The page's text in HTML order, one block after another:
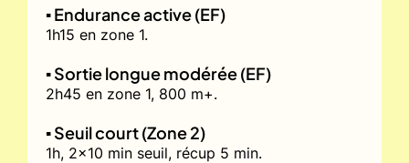
▪️ Endurance active (EF)
1h15 en zone 1.
▪️ Sortie longue modérée (EF)
2h45 en zone 1, 800 m+.
▪️ Seuil court (Zone 2)
1h, 2x10 min seuil, récup 5 min.